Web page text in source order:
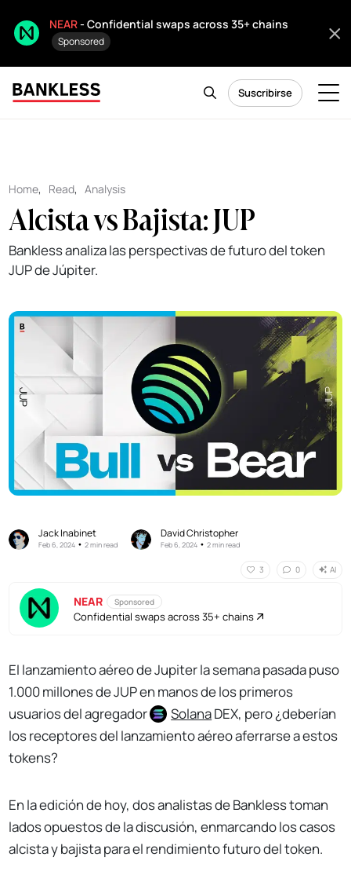
NEAR- Confidential swaps across 35+ chains
Sponsored
Suscribirse
Home, Read,Analysis
Alcista vs Bajista: JUP
Bankless analiza las perspectivas de futuro del token
JUP de Júpiter.
Jack Inabinet
Feb 6, 2024 •2 min read
David Christopher
Feb 6, 2024 •2 min read
3 0 AI
NEAR Sponsored
Confidential swaps across 35+ chains
El lanzamiento aéreo de Jupiter la semana pasada puso
1.000 millones de JUP en manos de los primeros
usuarios del agregador
SolanaDEX, pero ¿deberían
los receptores del lanzamiento aéreo aferrarse a estos
tokens?
En la edición de hoy, dos analistas de Bankless toman
lados opuestos de la discusión, enmarcando los casos
alcista y bajista para el rendimiento futuro del token.